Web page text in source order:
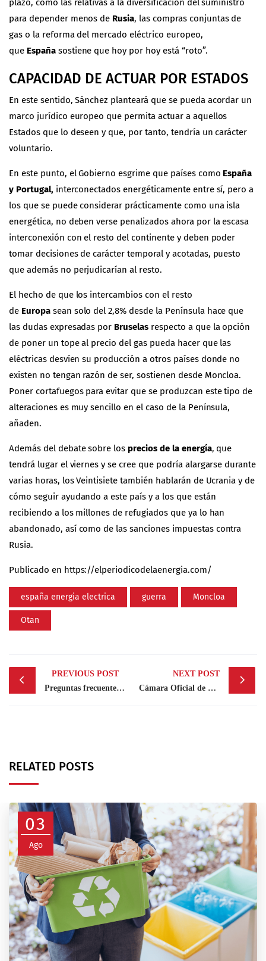
plazo, como las relativas a la diversificación del suministro
para depender menos de Rusia, las compras conjuntas de
gas o la reforma del mercado eléctrico europeo,
que España sostiene que hoy por hoy está “roto”.
CAPACIDAD DE ACTUAR POR ESTADOS
En este sentido, Sánchez planteará que se pueda acordar un
marco jurídico europeo que permita actuar a aquellos
Estados que lo deseen y que, por tanto, tendría un carácter
voluntario.
En este punto, el Gobierno esgrime que países como España
y Portugal,interconectados energéticamente entre sí, pero a
los que se puede considerar prácticamente como una isla
energética, no deben verse penalizados ahora por la escasa
interconexión con el resto del continente y deben poder
tomar decisiones de carácter temporal y acotadas, puesto
que además no perjudicarían al resto.
El hecho de que los intercambios con el resto
deEuropasean solo del 2,8% desde la Península hace que
las dudas expresadas por Bruselas respecto a que la opción
de poner un tope al precio del gas pueda hacer que las
eléctricas desvíen su producción a otros países donde no
existen no tengan razón de ser, sostienen desde Moncloa.
Poner cortafuegos para evitar que se produzcan este tipo de
alteraciones es muy sencillo en el caso de la Península,
añaden.
Además del debate sobre los precios de la energía, que
tendrá lugar el viernes y se cree que podría alargarse durante
varias horas, los Veintisiete también hablarán de Ucrania y de
cómo seguir ayudando a este país y a los que están
recibiendo a los millones de refugiados que ya lo han
abandonado, así como de las sanciones impuestas contra
Rusia.
Publicado en https://elperiodicodelaenergia.com/
españa energia electrica guerra Moncloa
Otan
Post
navigation
PREVIOUS POST
Preguntas frecuentes sobre la factura electrónica
NEXT POST
Cámara Oficial de Comercio de España realiza asamblea ordinaria
RELATED POSTS
03
Ago